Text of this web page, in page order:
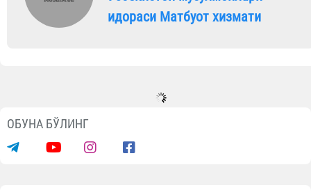
идораси Матбуот хизмати
ОБУНА БЎЛИНГ